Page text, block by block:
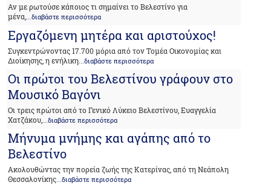
Αν με ρωτούσε κάποιος τι σημαίνει το Βελεστίνο για
μένα,...διαβάστε περισσότερα
Εργαζόμενη μητέρα και αριστούχος!
Συγκεντρώνοντας 17.700 μόρια από τον Τομέα Οικονομίας και
Διοίκησης, η ενήλικη ...διαβάστε περισσότερα
Οι πρώτοι του Βελεστίνου γράφουν στο
Μουσικό Βαγόνι
Οι τρεις πρώτοι από το Γενικό Λύκειο Βελεστίνου, Ευαγγελία
Χατζάκου,...διαβάστε περισσότερα
Μήνυμα μνήμης και αγάπης από το
Βελεστίνο
Ακολουθώντας την πορεία ζωής της Κατερίνας, από τη Νεάπολη
Θεσσαλονίκης...διαβάστε περισσότερα